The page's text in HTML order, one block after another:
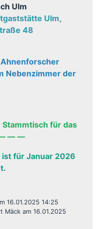
Ulm
Ulm,
48
Nebenzimmer der
für das
— — —
für Januar 2026
16.01.2025 14:25
am 16.01.2025